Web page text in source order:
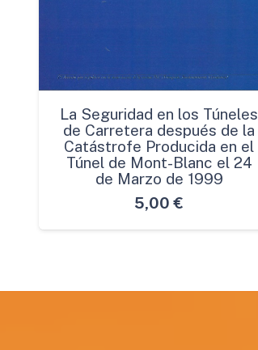
La Seguridad en los Túneles
de Carretera después de la
Catástrofe Producida en el
Túnel de Mont-Blanc el 24
de Marzo de 1999
5,00 €